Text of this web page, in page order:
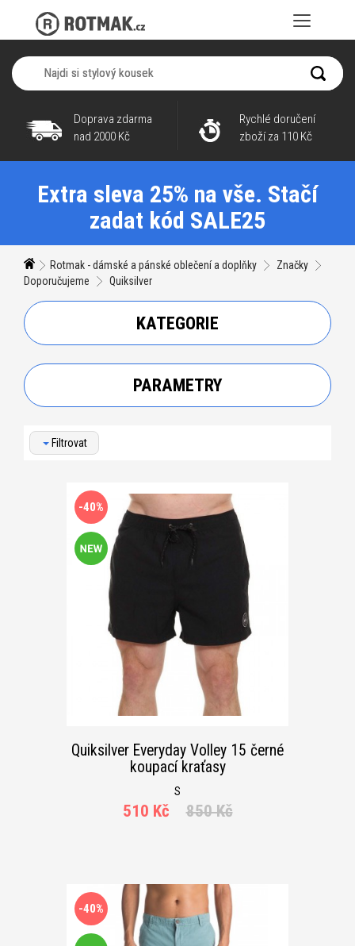
Doprava zdarma
nad 2000 Kč
Rychlé doručení
zboží za 110 Kč
Extra sleva 25% na vše. Stačí
zadat kód SALE25
Rotmak - dámské a pánské oblečení a doplňky
Značky
Doporučujeme
Quiksilver
KATEGORIE
PARAMETRY
Filtrovat
-40%
Quiksilver Everyday Volley 15 černé
koupací kraťasy
S
510 Kč 850 Kč
-40%